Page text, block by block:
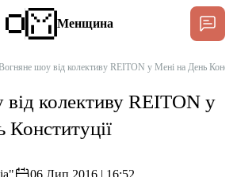
Менщина
шоу від колективу REITON у Мені на День
колективу REITON у
06 Лип 2016 | 16:52